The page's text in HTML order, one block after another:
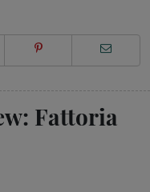
Fattoria